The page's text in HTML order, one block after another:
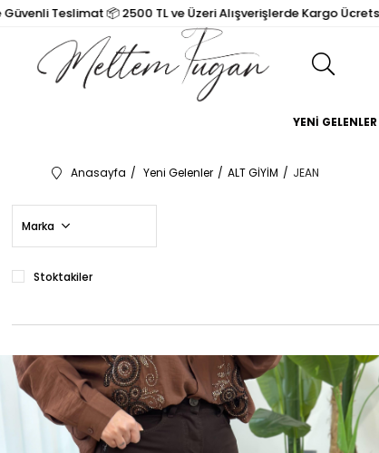
Teslimat 📦 2500 TL ve Üzeri Alışverişlerde Kargo Ücretsiz!
YENİ GELENLER
Anasayfa Yeni Gelenler ALT GİYİM JEAN
Marka
Stoktakiler